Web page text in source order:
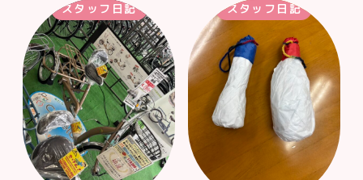
スタッフ日記 スタッフ日記